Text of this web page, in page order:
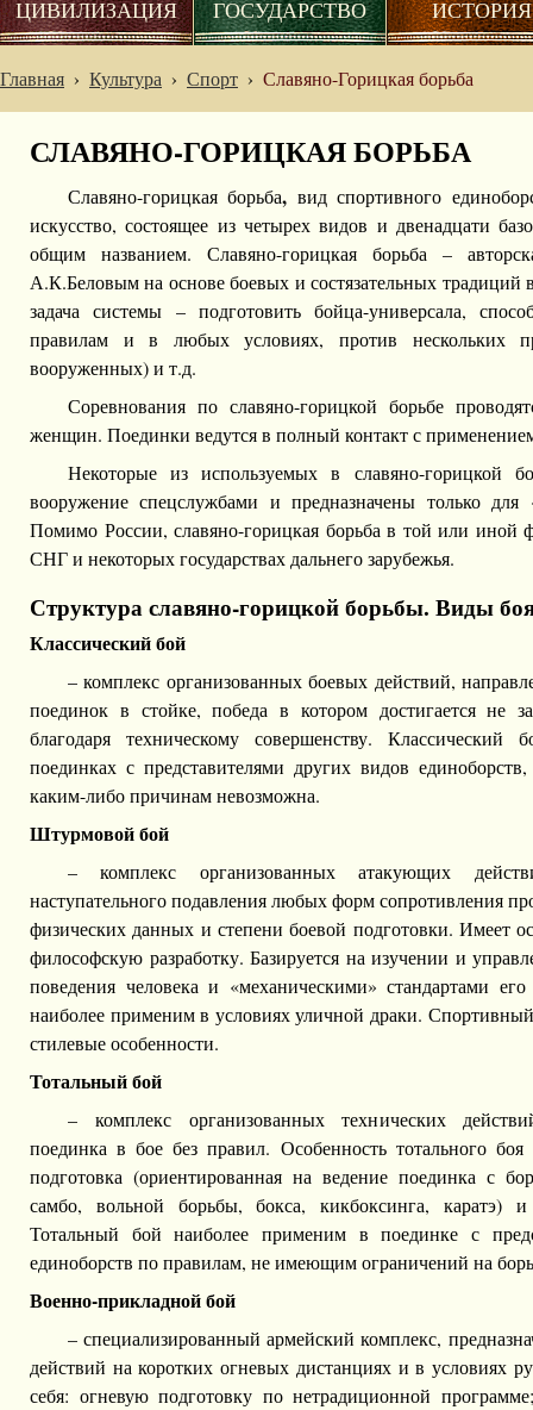
ЦИВИЛИЗАЦИЯ ГОСУДАРСТВО ИСТОРИЯ
Главная › Культура › Спорт › Славяно-Горицкая борьба
СЛАВЯНО-ГОРИЦКАЯ БОРЬБА
Славяно-горицкая борьба, вид спортивного
искусство, состоящее из четырех видов и двенадцати
общим названием. Славяно-горицкая борьба –
А.К.Беловым на основе боевых и состязательных традиций
задача системы – подготовить бойца-универсала,
правилам и в любых условиях, против нескольких
вооруженных) и т.д.
Соревнования по славяно-горицкой борьбе
женщин. Поединки ведутся в полный контакт с
Некоторые из используемых в славяно-горицкой
вооружение спецслужбами и предназначены только для
Помимо России, славяно-горицкая борьба в той или иной
СНГ и некоторых государствах дальнего зарубежья.
Структура славяно-горицкой борьбы. Виды
Классический бой
– комплекс организованных боевых действий,
поединок в стойке, победа в котором достигается не
благодаря техническому совершенству.
поединках с представителями других видов
каким-либо причинам невозможна.
Штурмовой бой
– комплекс организованных атакующих
наступательного подавления любых форм сопротивления
физических данных и степени боевой подготовки. Имеет
философскую разработку. Базируется на изучении и
поведения человека и «механическими» стандартами
наиболее применим в условиях уличной драки.
стилевые особенности.
Тотальный бой
– комплекс организованных технических
поединка в бое без правил. Особенность тотального боя
подготовка (ориентированная на ведение поединка с
самбо, вольной борьбы, бокса, кикбоксинга, каратэ) и
Тотальный бой наиболее применим в поединке с
единоборств по правилам, не имеющим ограничений на
Военно-прикладной бой
– специализированный армейский комплекс,
действий на коротких огневых дистанциях и в условиях
себя: огневую подготовку по нетрадиционной